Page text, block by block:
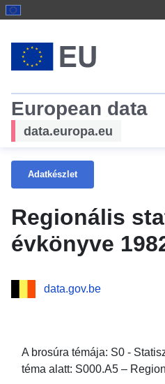
European data
data.europa.eu
Adatkészlet
Regionális
évkönyve
data.gov.be
A brosúra témája: S0 -
téma alatt: S000.A5 –